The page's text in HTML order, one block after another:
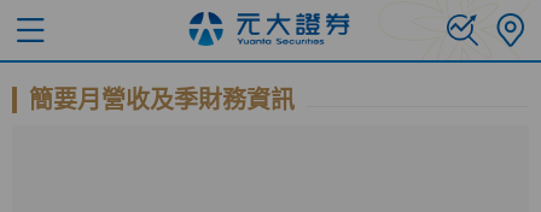
簡要月營收及季財務資訊